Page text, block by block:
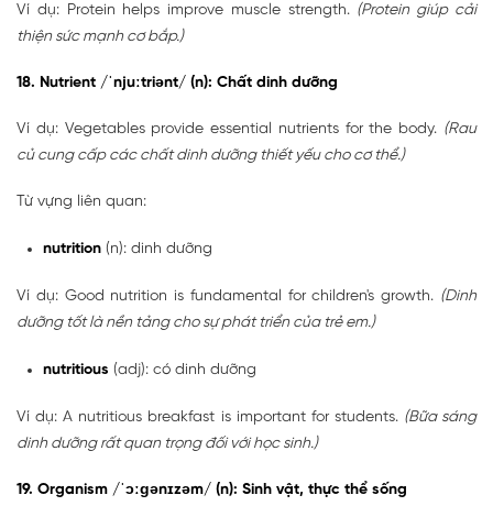
Ví dụ: Protein helps improve muscle strength. (Protein giúp cải
thiện sức mạnh cơ bắp.)
18. Nutrient /ˈnjuːtriənt/ (n): Chất dinh dưỡng
Ví dụ: Vegetables provide essential nutrients for the body. (Rau
củ cung cấp các chất dinh dưỡng thiết yếu cho cơ thể.)
Từ vựng liên quan:
nutrition (n): dinh dưỡng
Ví dụ: Good nutrition is fundamental for children's growth. (Dinh
dưỡng tốt là nền tảng cho sự phát triển của trẻ em.)
nutritious (adj): có dinh dưỡng
Ví dụ: A nutritious breakfast is important for students. (Bữa sáng
dinh dưỡng rất quan trọng đối với học sinh.)
19. Organism /ˈɔːɡənɪzəm/ (n): Sinh vật, thực thể sống